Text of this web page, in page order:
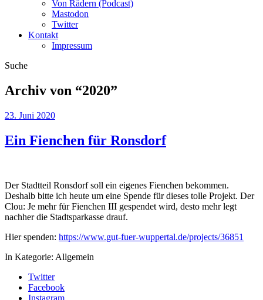
Von Rädern (Podcast)
Mastodon
Twitter
Kontakt
Impressum
Suche
Archiv von “2020”
23. Juni 2020
Ein Fienchen für Ronsdorf
Der Stadtteil Ronsdorf soll ein eigenes Fienchen bekommen.
Deshalb bitte ich heute um eine Spende für dieses tolle Projekt. Der
Clou: Je mehr für Fienchen III gespendet wird, desto mehr legt
nachher die Stadtsparkasse drauf.
Hier spenden: https://www.gut-fuer-wuppertal.de/projects/36851
In Kategorie: Allgemein
Twitter
Facebook
Instagram